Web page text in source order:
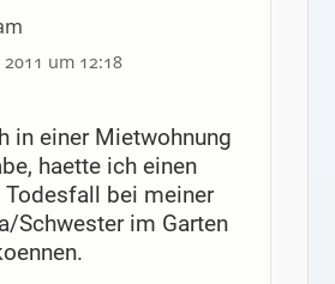
um 12:18
in einer Mietwohnung
haette ich einen
Todesfall bei meiner
Schwester im Garten